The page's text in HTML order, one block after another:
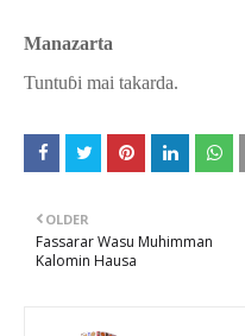
Manazarta
Tuntuɓi mai takarda.
OLDER
Fassarar Wasu Muhimman
Kalomin Hausa